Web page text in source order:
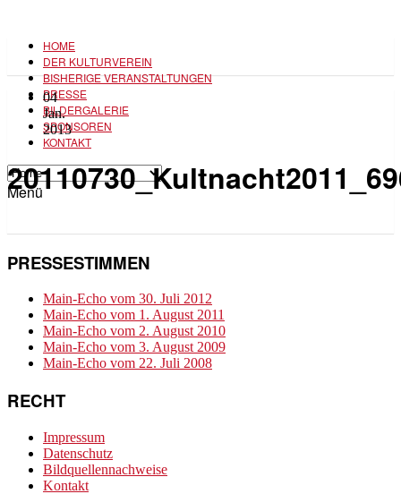
HOME
DER KULTURVEREIN
BISHERIGE VERANSTALTUNGEN
PRESSE
BILDERGALERIE
SPONSOREN
KONTAKT
Menü
04
Jan.
2013
PRESSESTIMMEN
Main-Echo vom 30. Juli 2012
Main-Echo vom 1. August 2011
Main-Echo vom 2. August 2010
Main-Echo vom 3. August 2009
Main-Echo vom 22. Juli 2008
RECHT
Impressum
Datenschutz
Bildquellennachweise
Kontakt